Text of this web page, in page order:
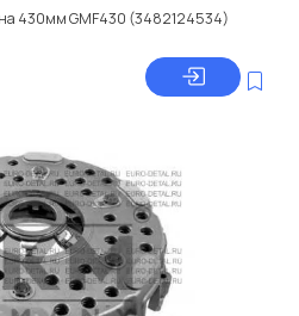
430мм GMF430 (3482124534)